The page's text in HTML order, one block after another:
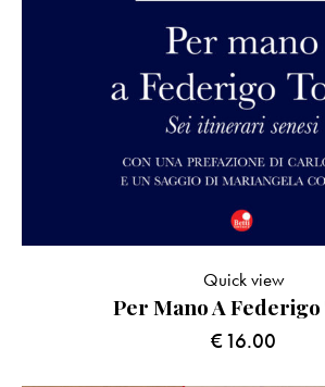
Per Mano A Federigo
€16.00
Quick view